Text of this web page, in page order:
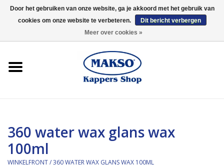
0 Artikelen - €0,00
Kaaral
360
360 water wax glans wax
100ml
WINKELFRONT/360 WATER WAX GLANS WAX 100ML
Door het gebruiken van onze website, ga je akkoord met het gebruik van
cookies om onze website te verbeteren.
Dit bericht verbergen
Meer over cookies »